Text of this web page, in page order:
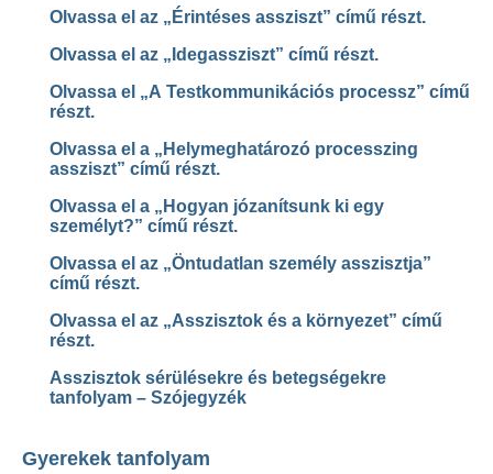
Olvassa el az „Érintéses assziszt” című részt.
Olvassa el az „Idegassziszt” című részt.
Olvassa el „A Testkommunikációs processz” című
részt.
Olvassa el a „Helymeghatározó processzing
assziszt” című részt.
Olvassa el a „Hogyan józanítsunk ki egy
személyt?” című részt.
Olvassa el az „Öntudatlan személy asszisztja”
című részt.
Olvassa el az „Asszisztok és a környezet” című
részt.
Asszisztok sérülésekre és betegségekre
tanfolyam – Szójegyzék
Gyerekek tanfolyam